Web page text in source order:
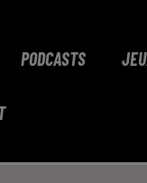
PODCASTS